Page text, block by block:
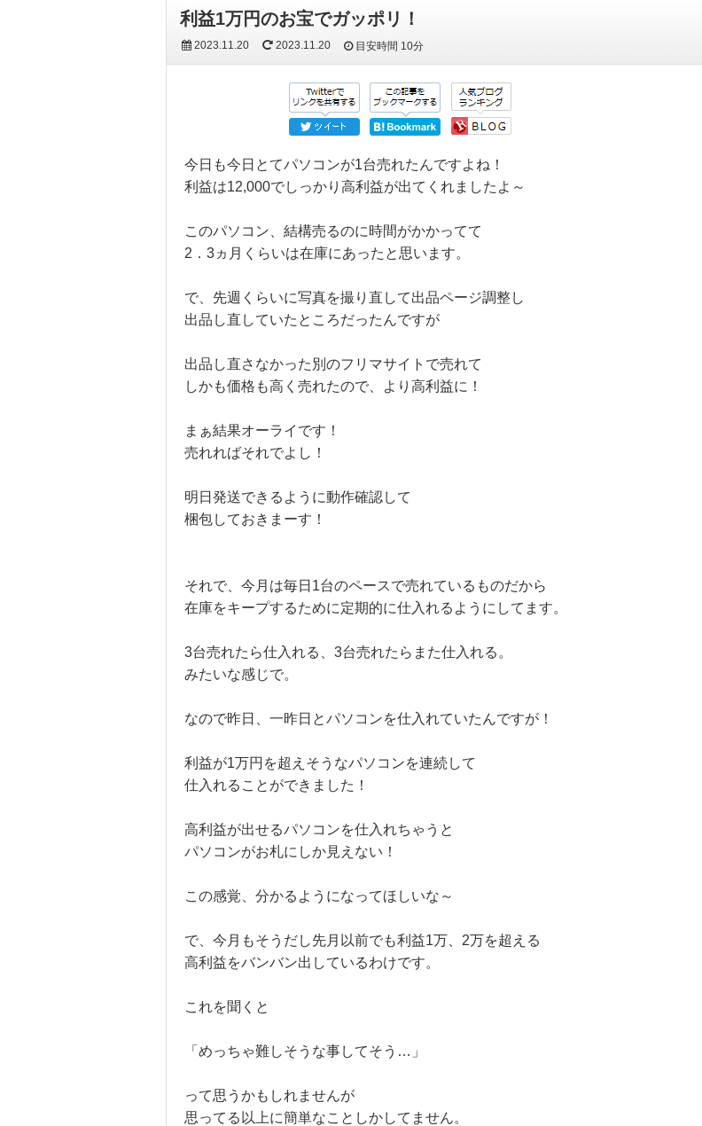
利益1万円のお宝でガッポリ！
2023.11.20 2023.11.20 目安時間 10分
今日も今日とてパソコンが1台売れたんですよね！
利益は12,000でしっかり高利益が出てくれましたよ～
このパソコン、結構売るのに時間がかかってて
2．3ヵ月くらいは在庫にあったと思います。
で、先週くらいに写真を撮り直して出品ページ調整し
出品し直していたところだったんですが
出品し直さなかった別のフリマサイトで売れて
しかも価格も高く売れたので、より高利益に！
まぁ結果オーライです！
売れればそれでよし！
明日発送できるように動作確認して
梱包しておきまーす！
それで、今月は毎日1台のペースで売れているものだから
在庫をキープするために定期的に仕入れるようにしてます。
3台売れたら仕入れる、3台売れたらまた仕入れる。
みたいな感じで。
なので昨日、一昨日とパソコンを仕入れていたんですが！
利益が1万円を超えそうなパソコンを連続して
仕入れることができました！
高利益が出せるパソコンを仕入れちゃうと
パソコンがお札にしか見えない！
この感覚、分かるようになってほしいな～
で、今月もそうだし先月以前でも利益1万、2万を超える
高利益をバンバン出しているわけです。
これを聞くと
「めっちゃ難しそうな事してそう…」
って思うかもしれませんが
思ってる以上に簡単なことしかしてません。